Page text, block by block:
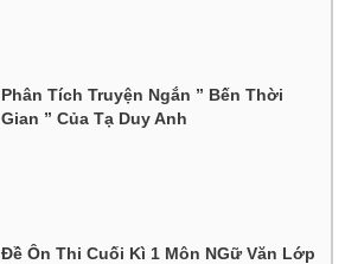
Phân Tích Truyện Ngắn ” Bến Thời
Gian ” Của Tạ Duy Anh
Đề Ôn Thi Cuối Kì 1 Môn NGữ Văn Lớp